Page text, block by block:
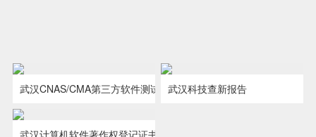
CNAS/CMA 第三方软件测试报告
武汉CNAS/CMA第三方软件测试报告武汉科技查新报告